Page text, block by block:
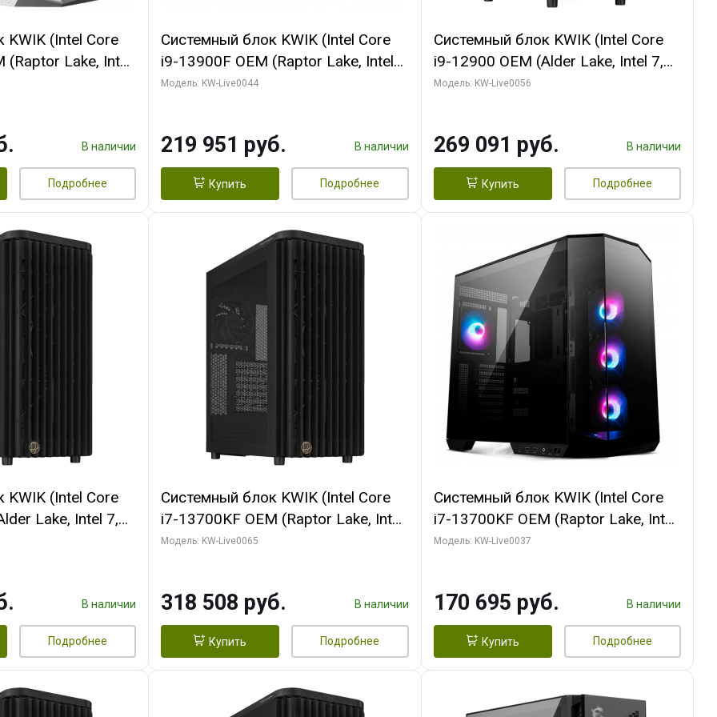
KWIK (Intel Core
(Raptor Lake, Intel
32 ГБ ОЗУ (2
В наличии
Подробнее
Системный блок KWIK (Intel Core
i9-13900F OEM (Raptor Lake, Intel
7, Efficient-co/ 32 ГБ ОЗУ (2
HD/ 512 ГБ SSD)
Модель: KW-Live0044
219 951 руб. В наличии
Купить Подробнее
Системный блок KWIK (Intel Core
i9-12900 OEM (Alder Lake, Intel 7,
C16 8EC/8PC/T2/ 64 ГБ ОЗУ (2
ТБ SSD)
Модель: KW-Live0056
269 091 руб. В наличии
Купить Подробнее
KWIK (Intel Core
Lake, Intel 7,
64 ГБ ОЗУ (2
В наличии
Подробнее
Системный блок KWIK (Intel Core
i7-13700KF OEM (Raptor Lake, Intel
7, C16 8EC/8PC/ 64 ГБ ОЗУ (2
2/ 1 ТБ SSD)
Модель: KW-Live0065
318 508 руб. В наличии
Купить Подробнее
Системный блок KWIK (Intel Core
i7-13700KF OEM (Raptor Lake, Intel
7, C16 8EC/8PC/ 32 ГБ ОЗУ (2
HDMI/ 1 ТБ SSD)
Модель: KW-Live0037
170 695 руб. В наличии
Купить Подробнее